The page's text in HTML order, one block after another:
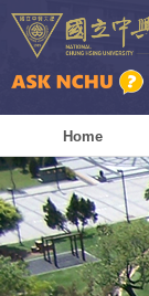
Home